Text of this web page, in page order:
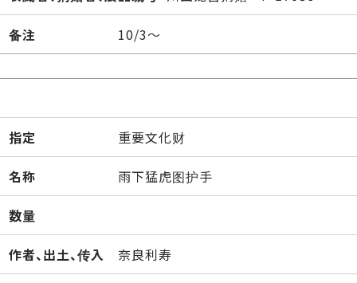
备注 10/3～
指定 重要文化财
名称 雨下猛虎图护手
数量
作者、出土、传入 奈良利寿